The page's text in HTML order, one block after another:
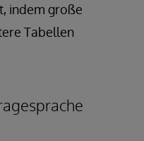
indem große
Tabellen